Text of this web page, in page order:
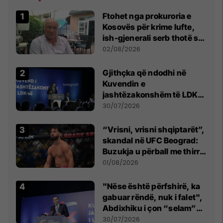
Ftohet nga prokuroria e
Kosovës për krime lufte,
ish-gjenerali serb thotë se
dikush e tradhtoi në
02/08/2026
Gjithçka që ndodhi në
Kuvendin e
jashtëzakonshëm të LDK-
së
30/07/2026
“Vrisni, vrisni shqiptarët”,
skandal në UFC Beograd:
Buzukja u përball me thirrje
anti-shqiptare nga
01/08/2026
"Nëse është përfshirë, ka
gabuar rëndë, nuk i falet",
Abdixhiku i çon “selam”
Përparim Ramës
30/07/2026